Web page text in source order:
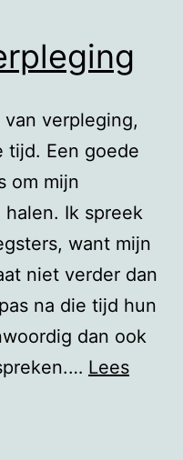
verpleging,
tijd. Een goede
om mijn
Ik spreek
want mijn
niet verder dan
na die tijd hun
dan ook
Lees